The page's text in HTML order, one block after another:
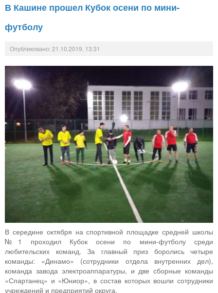
В Кашине прошел Кубок осени по мини-
футболу
Опубликовано: 21.10.2019, 13:31
В середине октября на спортивной площадке средней школы
№1 проходил Кубок осени по мини-футболу среди
любительских команд. За главный приз боролись четыре
команды: «Динамо» (сотрудники отдела внутренних дел),
команда завода электроаппаратуры, и две сборные команды
«Спартанец» и «Юниор», в состав которых вошли сотрудники
учреждений и предприятий округа.